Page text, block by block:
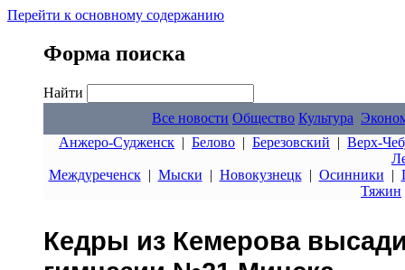
Перейти к основному содержанию
Форма поиска
Найти
Все новости Общество Культура
Анжеро-Судженск | Белово | Березовский | Верх-
Междуреченск| Мыски | Новокузнецк| Осинники |
Тяжин
Кедры из Кемерова